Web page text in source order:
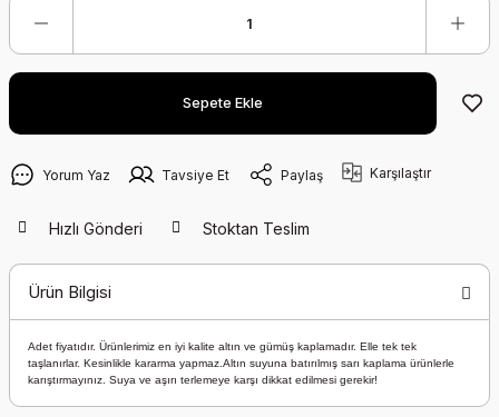
Sepete Ekle
Yorum Yaz Tavsiye Et Paylaş Karşılaştır
Hızlı Gönderi Stoktan Teslim
Ürün Bilgisi
Adet fiyatıdır. Ürünlerimiz en iyi kalite altın ve gümüş kaplamadır. Elle tek tek
taşlanırlar. Kesinlikle kararma yapmaz.Altın suyuna batırılmış sarı kaplama ürünlerle
karıştırmayınız. Suya ve aşırı terlemeye karşı dikkat edilmesi gerekir!